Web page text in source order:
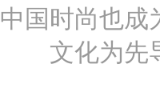
中国时尚也成
文化为先